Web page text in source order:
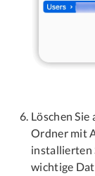
Löschen
Ordner mit
installierten
wichtige